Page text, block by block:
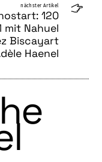
nächster Artikel
120
mit Nahuel
Biscayart
Haenel